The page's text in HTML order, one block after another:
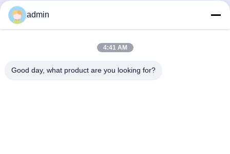
38 Shafu Avenue, Longjiang Town, Shunde District, Foshan
admin
4:41 AM
Good day, what product are you looking for?